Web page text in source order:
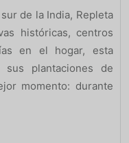
de la India, Repleta
históricas, centros
en el hogar, esta
plantaciones de
momento: durante